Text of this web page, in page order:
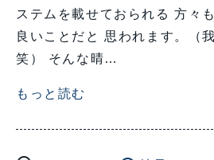
ステムを載せておられる 方々
良いことだと 思われます。（
笑） そんな晴…
もっと読む